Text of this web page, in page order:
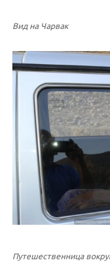
Вид на Чарвак
Путешественница